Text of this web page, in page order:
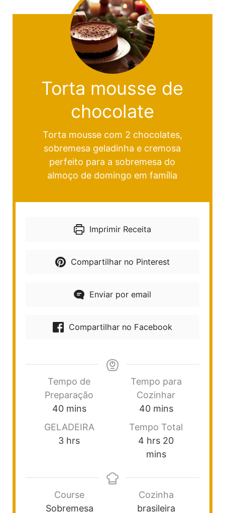
Torta mousse de
chocolate
Torta mousse com 2 chocolates,
sobremesa geladinha e cremosa
perfeito para a sobremesa do
almoço de domingo em família
Imprimir Receita
Compartilhar no Pinterest
Enviar por email
Compartilhar no Facebook
Tempo de
Preparação
40 mins
Tempo para
Cozinhar
40 mins
GELADEIRA
3 hrs
Tempo Total
4 hrs 20
mins
Course
Sobremesa
Cozinha
brasileira